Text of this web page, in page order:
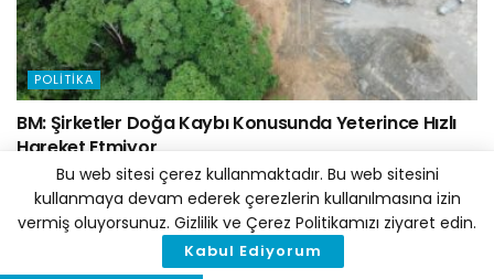
POLITIKA
BM: Şirketler Doğa Kaybı Konusunda Yeterince Hızlı
Hareket Etmiyor
5 AĞUSTOS 2026
Bu web sitesi çerez kullanmaktadır. Bu web sitesini
kullanmaya devam ederek çerezlerin kullanılmasına izin
vermiş oluyorsunuz. Gizlilik ve Çerez Politikamızı ziyaret edin.
Kabul Ediyorum